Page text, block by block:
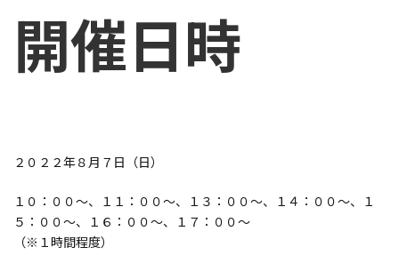
開催日時
２０２２年８月７日（日）
１０：００～、１１：００～、１３：００～、１４：００～、１
５：００～、１６：００～、１７：００～
（※１時間程度）